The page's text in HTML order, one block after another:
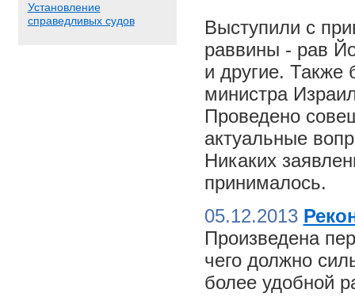
Установление
справедливых судов
Выступили с
раввины - рав
и другие. Также
министра
Проведено
актуальные
Никаких
принималось.
05.12.2013
Произведена
чего должно
более удобной